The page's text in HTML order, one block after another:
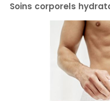
Soins corporels